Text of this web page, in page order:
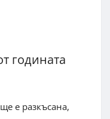
годината
е разкъсана,